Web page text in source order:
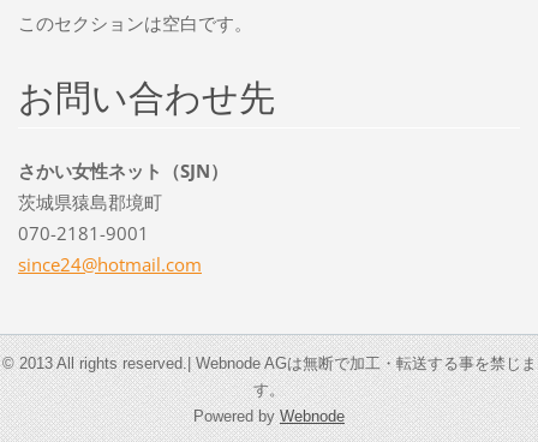
このセクションは空白です。
お問い合わせ先
さかい女性ネット（SJN）
茨城県猿島郡境町
070-2181-9001
since24@hotmail.com
© 2013 All rights reserved.| Webnode AGは無断で加工・転送する事を禁じま
す。
Powered byWebnode